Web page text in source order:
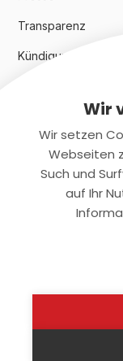
Transparenz
Kündigungsindex
Rechtliches
Datenschutz
Wir
Wir setzen
Webseiten
Such und
auf Ihr